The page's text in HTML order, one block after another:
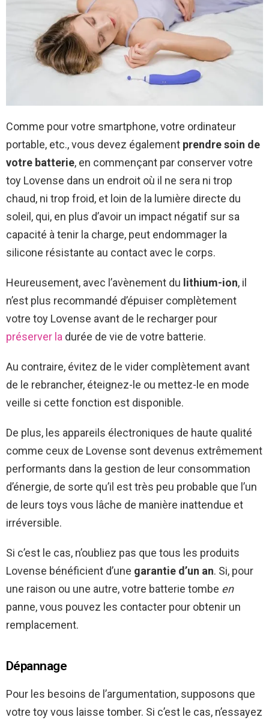
Comme pour votre smartphone, votre ordinateur
portable, etc., vous devez également prendre soin de
votre batterie, en commençant par conserver votre
toy Lovense dans un endroit où il ne sera ni trop
chaud, ni trop froid, et loin de la lumière directe du
soleil, qui, en plus d’avoir un impact négatif sur sa
capacité à tenir la charge, peut endommager la
silicone résistante au contact avec le corps.
Heureusement, avec l’avènement du lithium-ion, il
n’est plus recommandé d’épuiser complètement
votre toy Lovense avant de le recharger pour
préserver la durée de vie de votre batterie.
Au contraire, évitez de le vider complètement avant
de le rebrancher, éteignez-le ou mettez-le en mode
veille si cette fonction est disponible.
De plus, les appareils électroniques de haute qualité
comme ceux de Lovense sont devenus extrêmement
performants dans la gestion de leur consommation
d’énergie, de sorte qu’il est très peu probable que l’un
de leurs toys vous lâche de manière inattendue et
irréversible.
Si c’est le cas, n’oubliez pas que tous les produits
Lovense bénéficient d’une garantie d’un an. Si, pour
une raison ou une autre, votre batterie tombe en
panne, vous pouvez les contacter pour obtenir un
remplacement.
Dépannage
Pour les besoins de l’argumentation, supposons que
votre toy vous laisse tomber. Si c’est le cas, n’essayez